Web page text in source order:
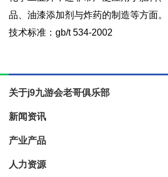
品、油漆添加剂与炸药的制造等方面。
技术标准：gb/t 534-2002
关于j9九游会老哥俱乐部
新闻资讯
产业产品
人力资源